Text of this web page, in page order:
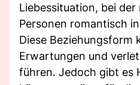
Liebessituation, bei der
Personen romantisch
Diese Beziehungsform
Erwartungen und
führen. Jedoch gibt es